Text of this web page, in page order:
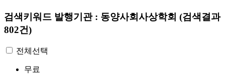
검색키워드 발행기관 : 동양사회사상학회 (검색결과
802건)
전체선택
무료